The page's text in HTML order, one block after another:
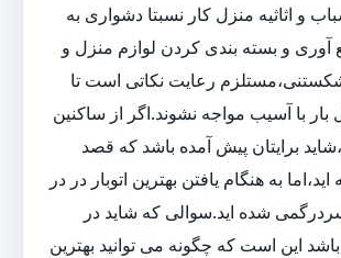
و اثاثیه منزل کار نسبتا دشواری به
و بسته بندی کردن لوازم منزل و
رعایت نکاتی است تا
بار با آسیب مواجه نشوند.اگر از ساکنین
برایتان پیش آمده باشد که قصد
به هنگام یافتن بهترین اتوبار در در
شده اید.سوالی که شاید در
این است که چگونه می توانید بهترین